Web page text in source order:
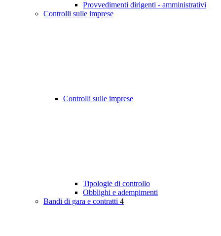
Provvedimenti dirigenti - amministrativi
Controlli sulle imprese
Controlli sulle imprese
Tipologie di controllo
Obblighi e adempimenti
Bandi di gara e contratti 4